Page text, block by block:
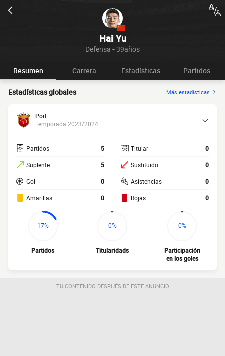
Hai Yu
Defensa - 39años
Resumen Carrera Estadísticas Partidos
Estadísticas globales Más estadísticas
Port
Temporada 2023/2024
Partidos 5
Suplente 5
Gol 0
Amarillas 0
Titular 0
Sustituido 0
Asistencias 0
Rojas 0
17%
Partidos
0%
Titularidads
0%
Participación
en los goles
TU CONTENIDO DESPUÉS DE ESTE ANUNCIO